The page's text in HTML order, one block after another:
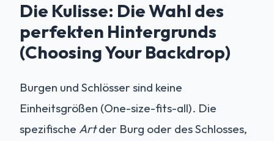
Die Kulisse: Die Wahl des
perfekten Hintergrunds
(Choosing Your Backdrop)
Burgen und Schlösser sind keine
Einheitsgrößen (One-size-fits-all). Die
spezifische Artder Burg oder des Schlosses,